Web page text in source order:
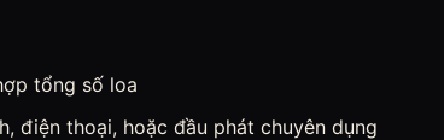
tổng số loa
điện thoại, hoặc đầu phát chuyên dụng